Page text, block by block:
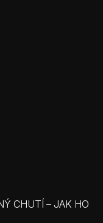
CHUTÍ – JAK HO